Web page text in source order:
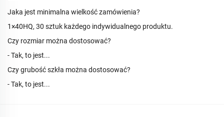
Jaka jest minimalna wielkość zamówienia?
1×40HQ, 30 sztuk każdego indywidualnego produktu.
Czy rozmiar można dostosować?
- Tak, to jest...
Czy grubość szkła można dostosować?
- Tak, to jest...